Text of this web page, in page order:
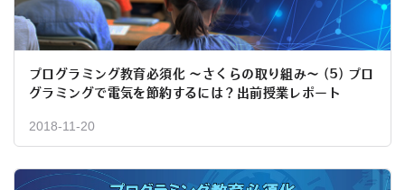
プログラミング教育必須化 ～さくらの取り組み～ (5) プロ
グラミングで電気を節約するには？出前授業レポート
2018-11-20